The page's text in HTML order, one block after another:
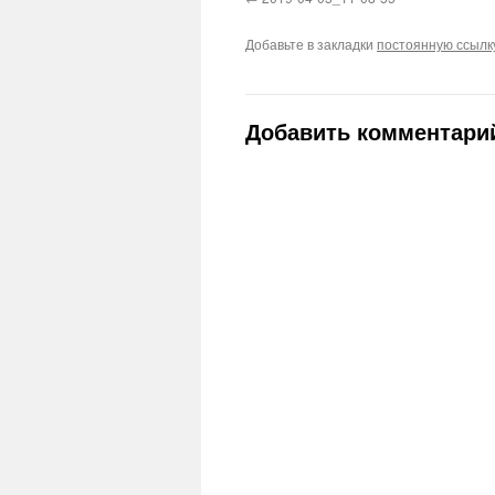
Добавьте в закладки постоянную
Добавить